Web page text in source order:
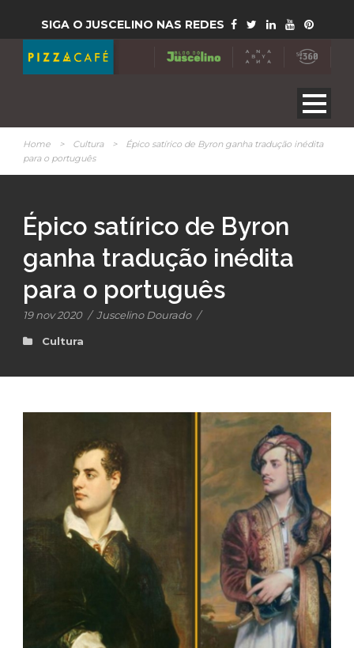
SIGA O JUSCELINO NAS REDES
Home > Cultura >
Épico satírico de Byron ganha tradução inédita
para o português
Épico satírico de Byron
ganha tradução inédita
para o português
19 nov 2020 / Juscelino Dourado /
Cultura